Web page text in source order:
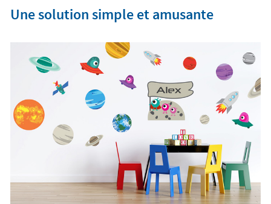
Une solution simple et amusante